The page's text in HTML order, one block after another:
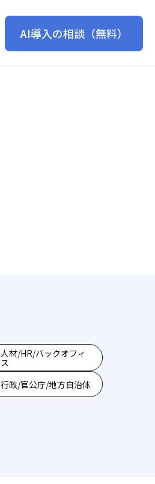
AI導入の相談（無料）
人材/HR/バックオフィ
ス
行政/官公庁/地方自治体